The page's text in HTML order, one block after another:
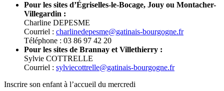
Pour les sites d’Égriselles-le-Bocage, Jouy ou Montacher-
Villegardin :
Charline DEPESME
Courriel : charlinedepesme@gatinais-bourgogne.fr
Téléphone : 03 86 97 42 20
Pour les sites de Brannay et Villethierry :
Sylvie COTTRELLE
Courriel : sylviecottrelle@gatinais-bourgogne.fr
Inscrire son enfant à l’accueil du mercredi